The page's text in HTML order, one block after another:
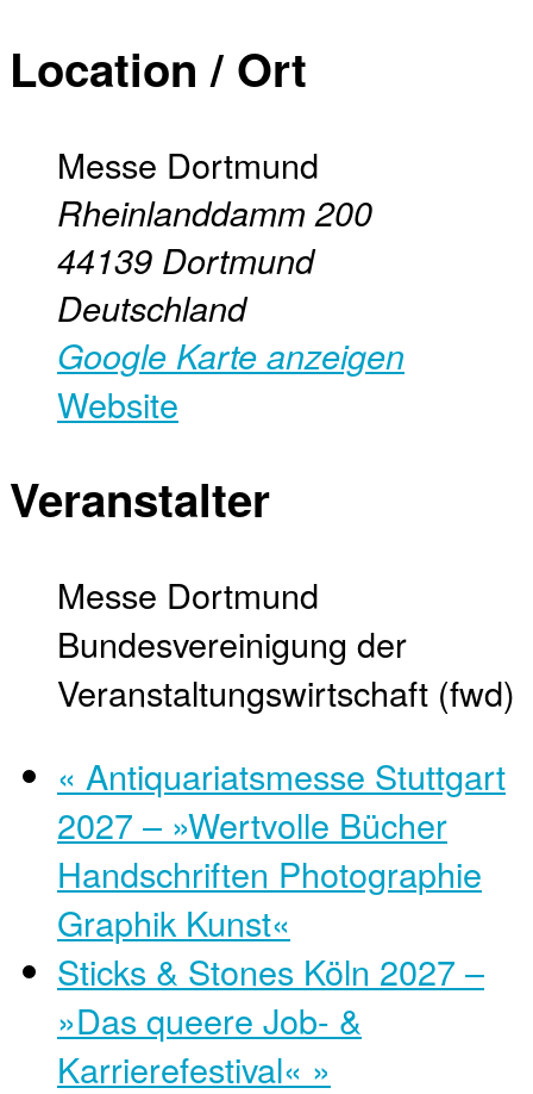
Location / Ort
Messe Dortmund
Rheinlanddamm 200
44139 Dortmund
Deutschland
Google Karte anzeigen
Website
Veranstalter
Messe Dortmund
Bundesvereinigung der
Veranstaltungswirtschaft (fwd)
« Antiquariatsmesse Stuttgart
2027 – »Wertvolle Bücher
Handschriften Photographie
Graphik Kunst«
Sticks & Stones Köln 2027 –
»Das queere Job- &
Karrierefestival« »